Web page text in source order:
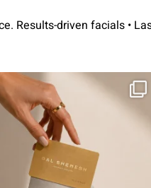
place.Results-driven
אקנה הוא אחד המצבים הנפוצים ביותר